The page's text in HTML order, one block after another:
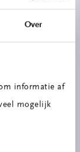
Over
informatie af
mogelijk